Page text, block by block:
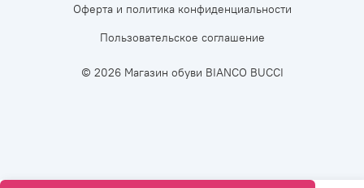
Оферта и политика конфиденциальности
Пользовательское соглашение
© 2026 Магазин обуви BIANCO BUCCI